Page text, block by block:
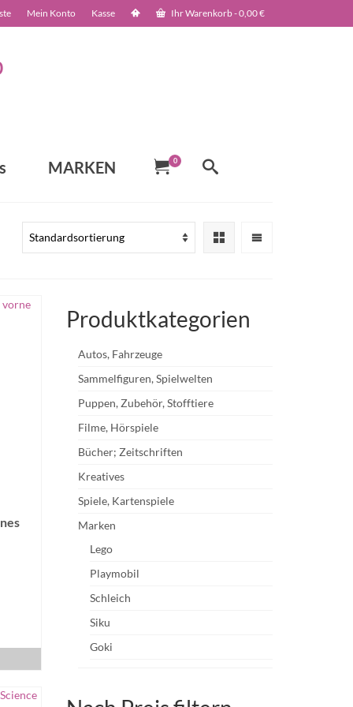
Mein Konto Kasse Ihr Warenkorb-0,00€
MARKEN 0
Produktkategorien
Autos, Fahrzeuge
Sammelfiguren, Spielwelten
Puppen, Zubehör, Stofftiere
Filme, Hörspiele
Bücher; Zeitschriften
Kreatives
Spiele, Kartenspiele
Marken
Lego
Playmobil
Schleich
Siku
Goki